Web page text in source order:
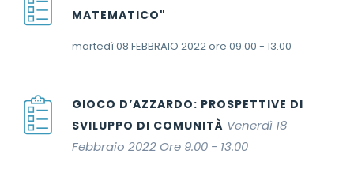
MATEMATICO"
martedì 08 FEBBRAIO 2022 ore 09.00 - 13.00
GIOCO D’AZZARDO: PROSPETTIVE DI
SVILUPPO DI COMUNITÀ Venerdì 18
Febbraio 2022 Ore 9.00 - 13.00